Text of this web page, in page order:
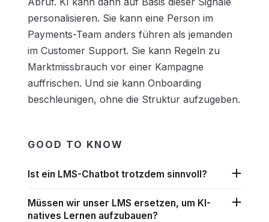
personalisieren. Sie kann eine Person im
Payments-Team anders führen als jemanden
im Customer Support. Sie kann Regeln zu
Marktmissbrauch vor einer Kampagne
auffrischen. Und sie kann Onboarding
beschleunigen, ohne die Struktur aufzugeben.
GOOD TO KNOW
Ist ein LMS-Chatbot trotzdem sinnvoll?
Müssen wir unser LMS ersetzen, um KI-
natives Lernen aufzubauen?